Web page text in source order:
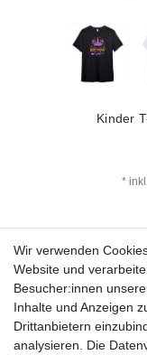
Kinder
*
Fragen zur
Zahlungsarten
Wir verwenden
Website und
Besucher:innen
Inhalte und Anzeigen
Drittanbietern
analysieren. Die